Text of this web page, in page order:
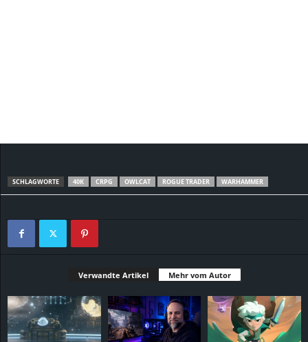
SCHLAGWORTE 40K CRPG OWLCAT ROGUE TRADER WARHAMMER
Verwandte Artikel Mehr vom Autor